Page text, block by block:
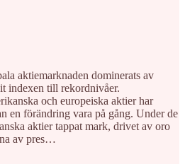
aktiemarknaden dominerats av
indexen till rekordnivåer.
och europeiska aktier har
en förändring vara på gång. Under de
aktier tappat mark, drivet av oro
av pres…